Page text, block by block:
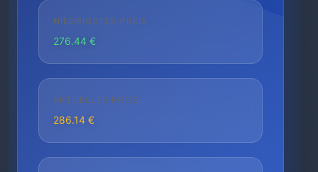
NIEDRIGSTER PREIS
276.44 €
AKTUELLER PREIS
286.14 €